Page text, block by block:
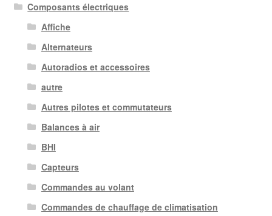
Composants électriques
Affiche
Alternateurs
Autoradios et accessoires
autre
Autres pilotes et commutateurs
Balances à air
BHI
Capteurs
Commandes au volant
Commandes de chauffage de climatisation